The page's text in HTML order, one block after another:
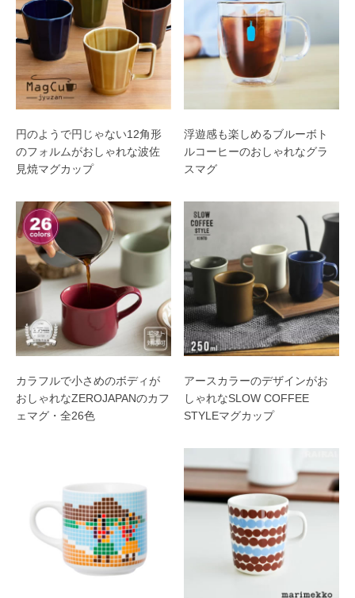
円のようで円じゃない12角形
のフォルムがおしゃれな波佐
見焼マグカップ
浮遊感も楽しめるブルーボト
ルコーヒーのおしゃれなグラ
スマグ
カラフルで小さめのボディが
おしゃれなZEROJAPANのカフ
ェマグ・全26色
アースカラーのデザインがお
しゃれなSLOW COFFEE
STYLEマグカップ